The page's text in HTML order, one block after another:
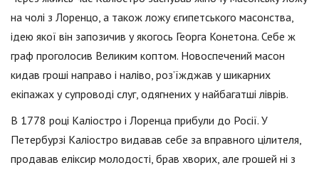
на чолі з Лоренцо, а також ложу єгипетського масонства,
ідею якої він запозичив у якогось Георга Конетона. Себе ж
граф проголосив Великим коптом. Новоспечений масон
кидав гроші направо і наліво, роз’їжджав у шикарних
екіпажах у супроводі слуг, одягнених у найбагатші ліврів.
В 1778 році Каліостро і Лоренца прибули до Росії. У
Петербурзі Каліостро видавав себе за вправного цілителя,
продавав еліксир молодості, брав хворих, але грошей ні з